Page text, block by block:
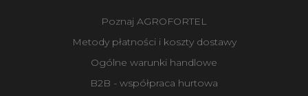
Poznaj AGROFORTEL
Metody płatności i koszty dostawy
Ogólne warunki handlowe
B2B - współpraca hurtowa